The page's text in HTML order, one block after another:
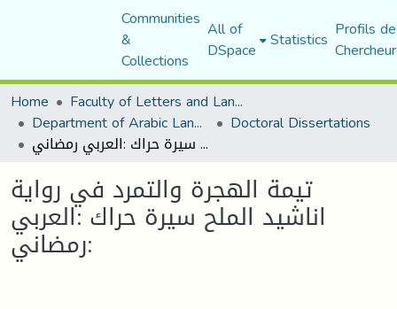
Communities
&
Collections
All of
DSpace Statistics Profils
Home
Faculty of Letters and Languages
Department of Arabic Language and Literature Doctoral Dissertations
تيمة الهجرة والتمرد في رواية اناشيد الملح سيرة حراك :العربي رمضاني:
تيمة الهجرة والتمرد في رواية
اناشيد الملح سيرة حراك :العربي
رمضاني: